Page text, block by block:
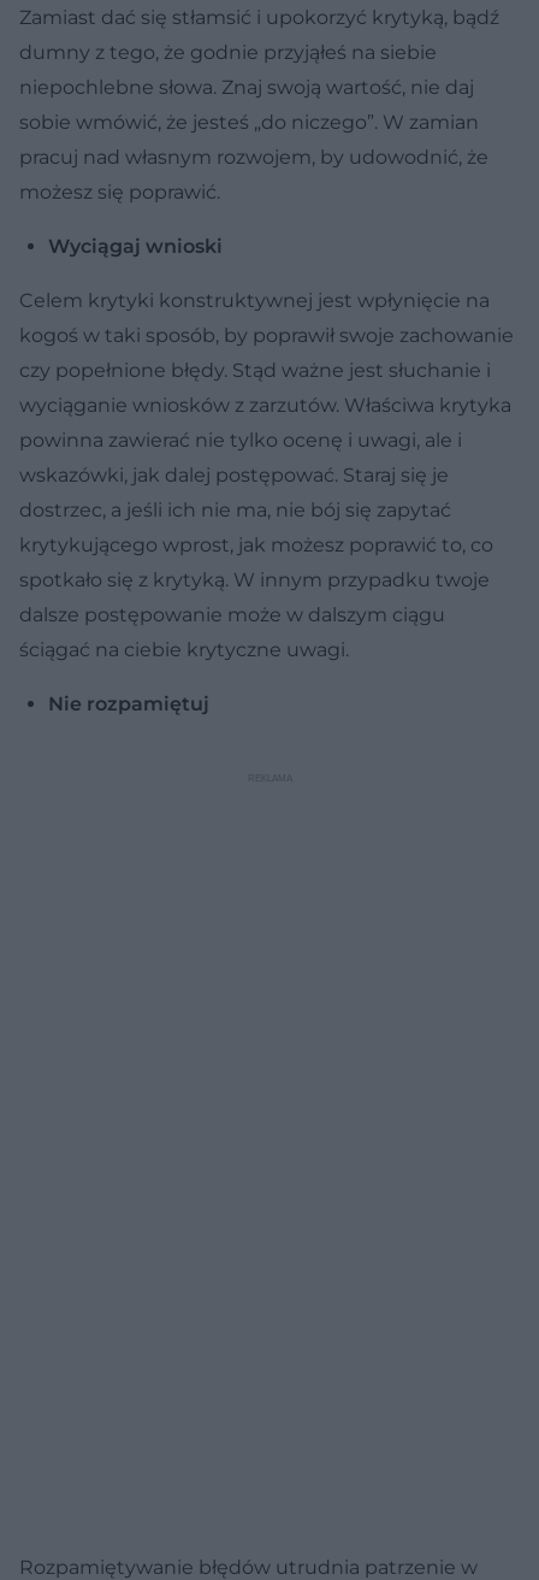
Zamiast dać się stłamsić i upokorzyć krytyką, bądź
dumny z tego, że godnie przyjąłeś na siebie
niepochlebne słowa. Znaj swoją wartość, nie daj
sobie wmówić, że jesteś „do niczego”. W zamian
pracuj nad własnym rozwojem, by udowodnić, że
możesz się poprawić.
Wyciągaj wnioski
Celem krytyki konstruktywnej jest wpłynięcie na
kogoś w taki sposób, by poprawił swoje zachowanie
czy popełnione błędy. Stąd ważne jest słuchanie i
wyciąganie wniosków z zarzutów. Właściwa krytyka
powinna zawierać nie tylko ocenę i uwagi, ale i
wskazówki, jak dalej postępować. Staraj się je
dostrzec, a jeśli ich nie ma, nie bój się zapytać
krytykującego wprost, jak możesz poprawić to, co
spotkało się z krytyką. W innym przypadku twoje
dalsze postępowanie może w dalszym ciągu
ściągać na ciebie krytyczne uwagi.
Nie rozpamiętuj
Rozpamiętywanie błędów utrudnia patrzenie w